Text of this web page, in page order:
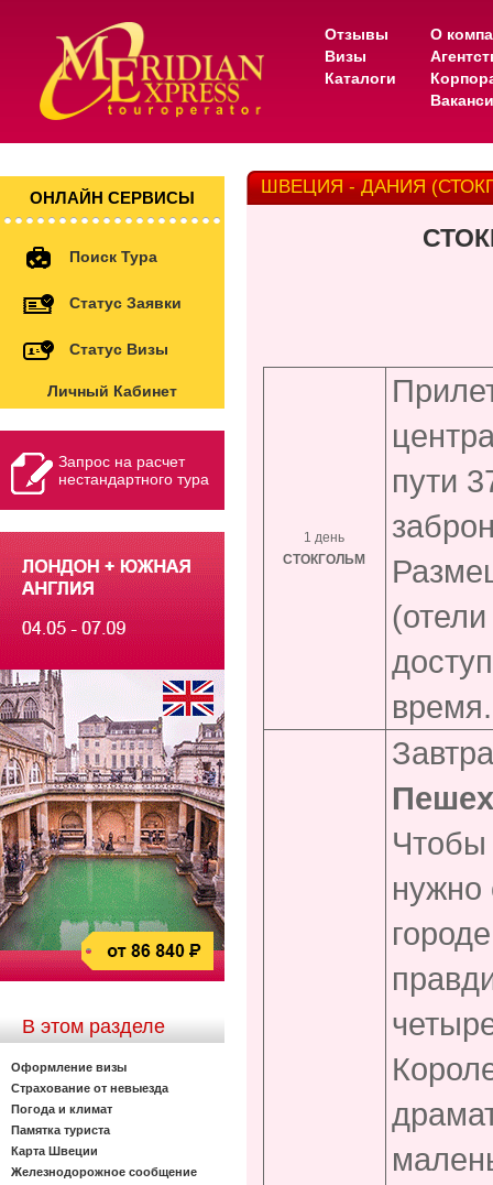
Отзывы
Визы
Каталоги
О
ОНЛАЙН СЕРВИСЫ
Поиск Тура
Статус Заявки
Статус Визы
Личный Кабинет
Запрос на расчет
нестандартного тура
В этом разделе
Оформление визы
Страхование от невыезда
Погода и климат
Памятка туриста
Карта Швеции
Железнодорожное сообщение
ШВЕЦИЯ - ДАНИЯ
1 день
СТОКГОЛЬМ
пути
Чтобы
нужно